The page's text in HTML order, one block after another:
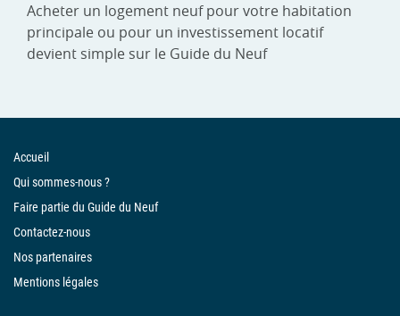
Acheter un logement neuf pour votre habitation
principale ou pour un investissement locatif
devient simple sur le Guide du Neuf
Accueil
Qui sommes-nous ?
Faire partie du Guide du Neuf
Contactez-nous
Nos partenaires
Mentions légales